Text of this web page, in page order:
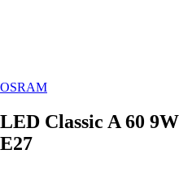
OSRAM
LED Classic A 60
E27